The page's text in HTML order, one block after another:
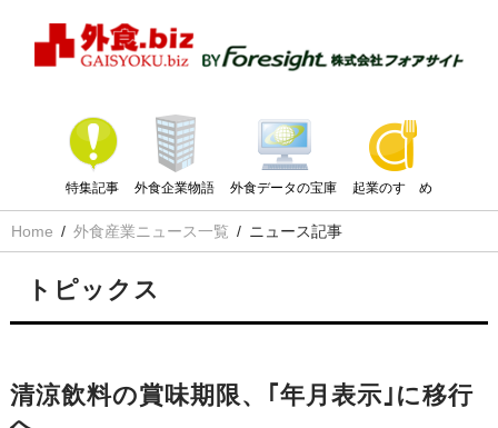
特集記事 外食企業物語 外食データの宝庫 起業のすゝめ
Home 外食産業ニュース一覧 ニュース記事
トピックス
清涼飲料の賞味期限、｢年月表示｣に移行